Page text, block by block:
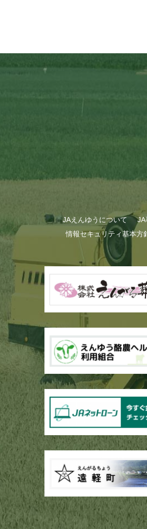
甜菜の播種作業が
ブロッコリー播種
JAえんゆうについて JA
情報セキュリティ基本方